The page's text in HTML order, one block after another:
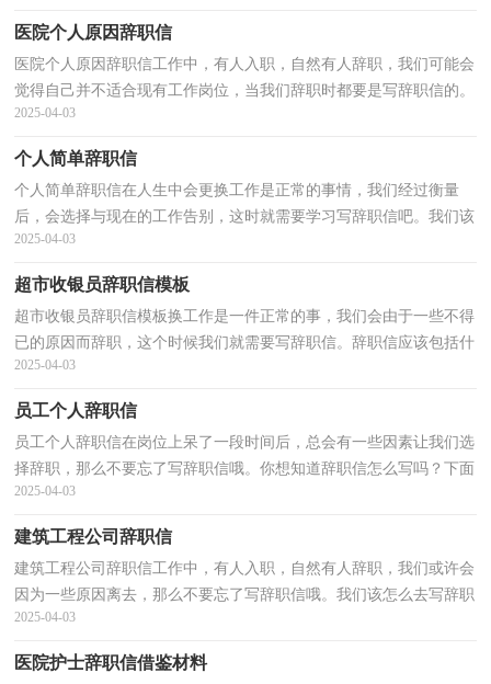
医院个人原因辞职信
医院个人原因辞职信工作中，有人入职，自然有人辞职，我们可能会
觉得自己并不适合现有工作岗位，当我们辞职时都要是写辞职信的。
辞职信怎么写才合适呢？以下是小编收集整理的医院个人...
2025-04-03
个人简单辞职信
个人简单辞职信在人生中会更换工作是正常的事情，我们经过衡量
后，会选择与现在的工作告别，这时就需要学习写辞职信吧。我们该
怎么去写辞职信呢？下面是小编为大家整理的个人简单辞...
2025-04-03
超市收银员辞职信模板
超市收银员辞职信模板换工作是一件正常的事，我们会由于一些不得
已的原因而辞职，这个时候我们就需要写辞职信。辞职信应该包括什
么内容?以下是小编为大家收集的超市收银员辞职...
2025-04-03
员工个人辞职信
员工个人辞职信在岗位上呆了一段时间后，总会有一些因素让我们选
择辞职，那么不要忘了写辞职信哦。你想知道辞职信怎么写吗？下面
是小编帮大家整理的员工个人辞职信，仅供参考，大家一...
2025-04-03
建筑工程公司辞职信
建筑工程公司辞职信工作中，有人入职，自然有人辞职，我们或许会
因为一些原因离去，那么不要忘了写辞职信哦。我们该怎么去写辞职
信呢？以下是小编整理的建筑工程公司辞职信，希望对大家...
2025-04-03
医院护士辞职信借鉴材料